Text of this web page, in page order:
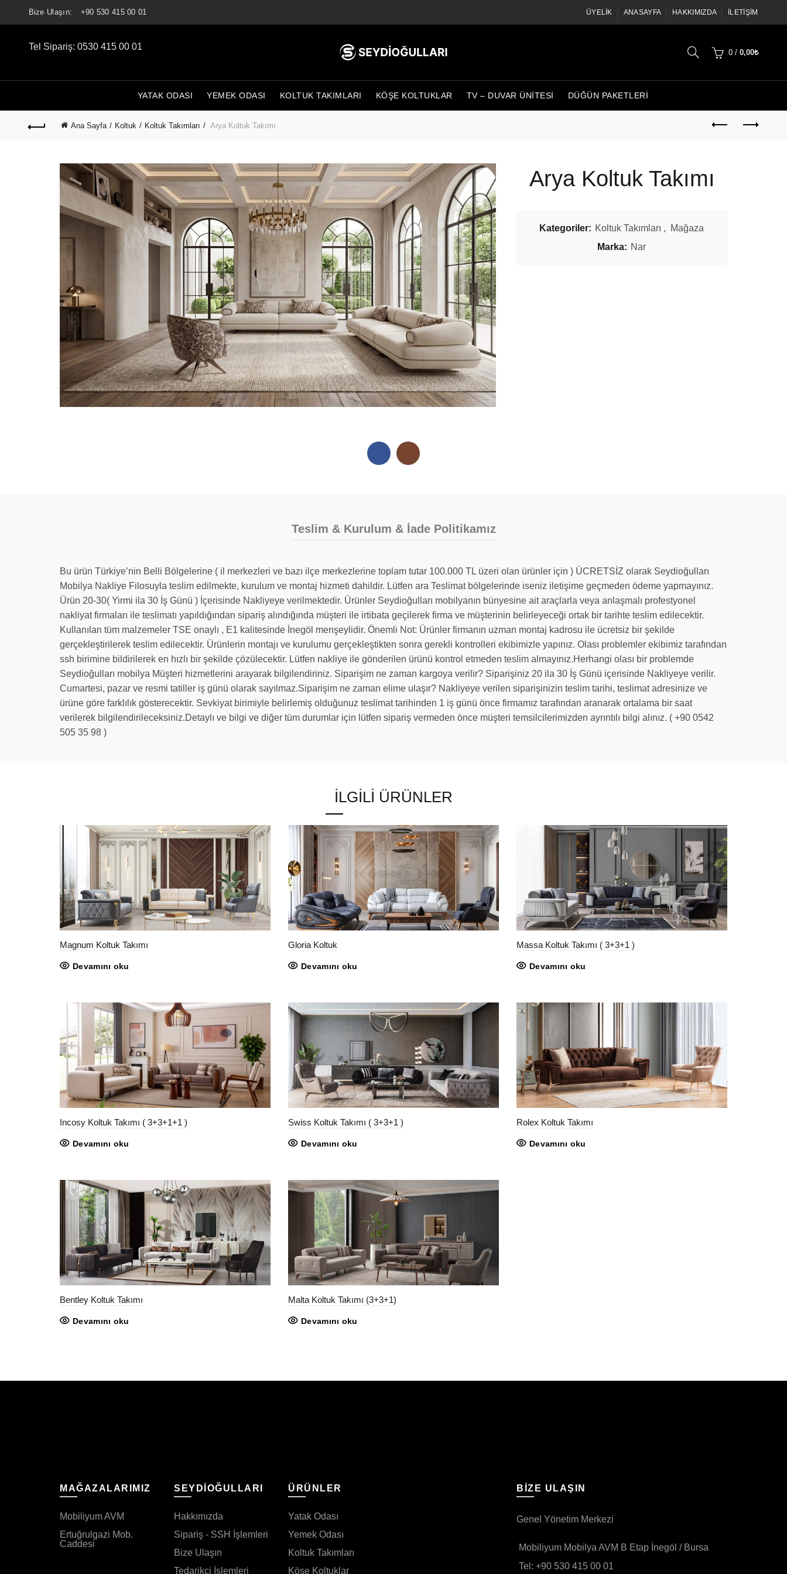
Bize Ulaşın: +90 530 415 00 01 ÜYELIK ANASAYFA HAKKIMIZDA İLETIŞIM
Tel Sipariş: 0530 415 00 01
0 / 0,00₺
YATAK ODASI YEMEK ODASI KOLTUK TAKIMLARI KÖŞE KOLTUKLAR TV – DUVAR ÜNITESI DÜĞÜN PAKETLERI
Ana Sayfa Koltuk Koltuk Takımları Arya Koltuk Takımı
Arya Koltuk Takımı
Kategoriler: Koltuk Takımları ,
Mağaza
Marka: Nar
Teslim & Kurulum & İade Politikamız
Bu ürün Türkiye’nin Belli Bölgelerine ( il merkezleri ve bazı ilçe merkezlerine toplam tutar 100.000 TL üzeri olan ürünler için ) ÜCRETSİZ olarak Seydioğulları
Mobilya Nakliye Filosuyla teslim edilmekte, kurulum ve montaj hizmeti dahildir. Lütfen ara Teslimat bölgelerinde iseniz iletişime geçmeden ödeme yapmayınız.
Ürün 20-30( Yirmi ila 30 İş Günü ) İçerisinde Nakliyeye verilmektedir. Ürünler Seydioğulları mobilyanın bünyesine ait araçlarla veya anlaşmalı profestyonel
nakliyat firmaları ile teslimatı yapıldığından sipariş alındığında müşteri ile irtibata geçilerek firma ve müşterinin belirleyeceği ortak bir tarihte teslim edilecektir.
Kullanılan tüm malzemeler TSE onaylı , E1 kalitesinde İnegöl menşeylidir. Önemli Not: Ürünler firmanın uzman montaj kadrosu ile ücretsiz bir şekilde
gerçekleştirilerek teslim edilecektir. Ürünlerin montajı ve kurulumu gerçekleştikten sonra gerekli kontrolleri ekibimizle yapınız. Olası problemler ekibimiz tarafından
ssh birimine bildirilerek en hızlı bir şekilde çözülecektir. Lütfen nakliye ile gönderilen ürünü kontrol etmeden teslim almayınız.Herhangi olası bir problemde
Seydioğulları mobilya Müşteri hizmetlerini arayarak bilgilendiriniz. Siparişim ne zaman kargoya verilir? Siparişiniz 20 ila 30 İş Günü içerisinde Nakliyeye verilir.
Cumartesi, pazar ve resmi tatiller iş günü olarak sayılmaz.Siparişim ne zaman elime ulaşır? Nakliyeye verilen siparişinizin teslim tarihi, teslimat adresinize ve
ürüne göre farklılık gösterecektir. Sevkiyat birimiyle belirlemiş olduğunuz teslimat tarihinden 1 iş günü önce firmamız tarafından aranarak ortalama bir saat
verilerek bilgilendirileceksiniz.Detaylı ve bilgi ve diğer tüm durumlar için lütfen sipariş vermeden önce müşteri temsilcilerimizden ayrıntılı bilgi alınız. ( +90 0542
505 35 98 )
İLGILI ÜRÜNLER
Magnum Koltuk Takımı
Devamını oku
Gloria Koltuk
Devamını oku
Massa Koltuk Takımı ( 3+3+1 )
Devamını oku
Incosy Koltuk Takımı ( 3+3+1+1 )
Devamını oku
Swiss Koltuk Takımı ( 3+3+1 )
Devamını oku
Rolex Koltuk Takımı
Devamını oku
Bentley Koltuk Takımı
Devamını oku
Malta Koltuk Takımı (3+3+1)
Devamını oku
MAĞAZALARIMIZ
Mobiliyum AVM
SEYDİOĞULLARI
Hakkımızda
Sipariş - SSH İşlemleri
ÜRÜNLER
Yatak Odası
Yemek Odası
Genel Yönetim Merkezi
Mobiliyum Mobilya AVM B Etap İnegöl / Bursa